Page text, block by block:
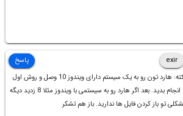
exir
نکته: هارد تون رو به یک سیستم دارای ویندوز 10 وصل و روش اول
را انجام بدید. بعد اگر هارد رو به سیستمی با ویندوز مثلا 8 زدید دیگه
تو باز کردن فایل ها ندارید. باز هم تشکر
پاسخ